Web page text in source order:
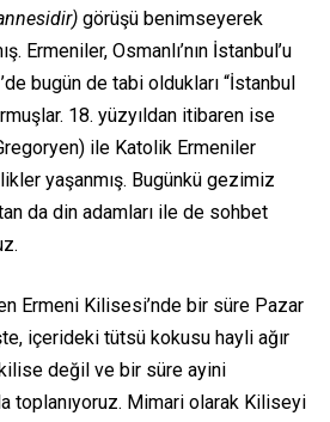
görüşü benimseyerek
Ermeniler, Osmanlı’nın İstanbul’u
bugün de tabi oldukları “İstanbul
18. yüzyıldan itibaren ise
ile Katolik Ermeniler
yaşanmış. Bugünkü gezimiz
da din adamları ile de sohbet
Ermeni Kilisesi’nde bir süre Pazar
içerideki tütsü kokusu hayli ağır
değil ve bir süre ayini
toplanıyoruz. Mimari olarak Kiliseyi